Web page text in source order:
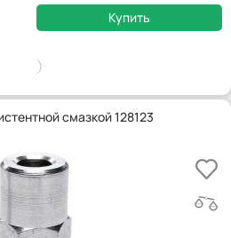
Купить
смазкой 128123